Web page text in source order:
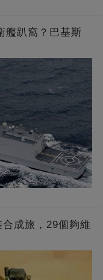
艦趴窩？巴基斯
成旅，29個夠維